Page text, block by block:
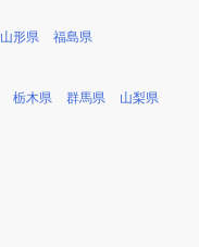
山形県 福島県
栃木県 群馬県 山梨県